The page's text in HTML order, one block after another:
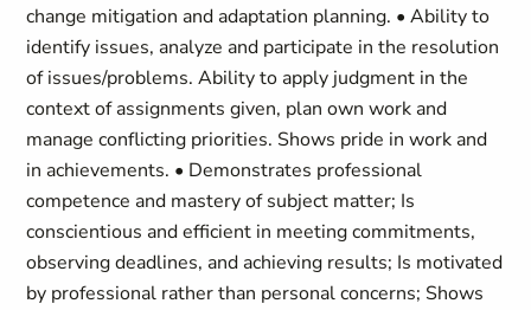
change mitigation and adaptation planning. • Ability to
identify issues, analyze and participate in the resolution
of issues/problems. Ability to apply judgment in the
context of assignments given, plan own work and
manage conflicting priorities. Shows pride in work and
in achievements. • Demonstrates professional
competence and mastery of subject matter; Is
conscientious and efficient in meeting commitments,
observing deadlines, and achieving results; Is motivated
by professional rather than personal concerns; Shows